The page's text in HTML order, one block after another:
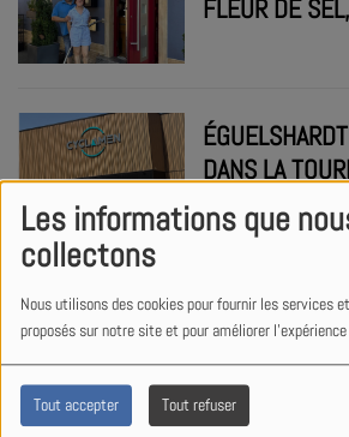
Les informations que
collectons
Nous utilisons des cookies pour fournir les services
proposés sur notre site et pour améliorer
Tout accepter Tout refuser
FLEUR DE
DANS LA
RIVERAINS,
POUSSIÈRES
FINANCER
CHAMBRE
COMPTES
BUDGET DE